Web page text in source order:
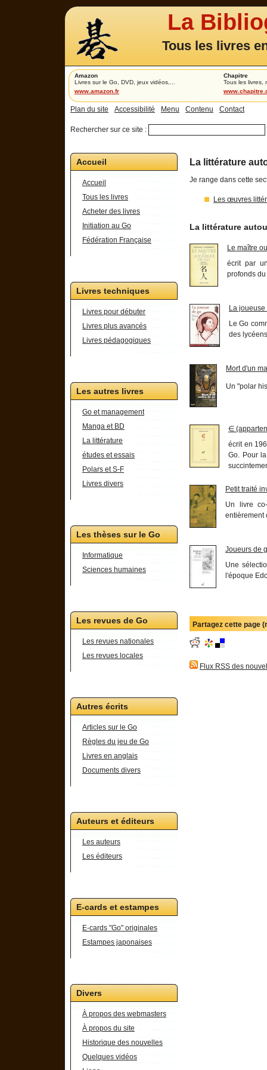
La
Tous les livres
Amazon
Livres sur le Go, DVD, jeux vidéos,...
www.amazon.fr
Chapitre
Tous les livres,
Plan du site Accessibilité Menu Contenu Contact
Rechercher sur ce site :
Accueil
Accueil
Tous les livres
Acheter des livres
Initiation au Go
Fédération Française
Livres techniques
Livres pour débuter
Livres plus avancés
Livres pédagogiques
Les autres livres
Go et management
Manga et BD
La littérature
études et essais
Polars et S-F
Livres divers
Les thèses sur le Go
Informatique
Sciences humaines
Les revues de Go
Les revues nationales
Les revues locales
Autres écrits
Articles sur le Go
Règles du jeu de Go
Livres en anglais
Documents divers
Auteurs et éditeurs
Les auteurs
Les éditeurs
E-cards et estampes
E-cards "Go" originales
Estampes japonaises
Divers
À propos des webmasters
À propos du site
Historique des nouvelles
Quelques vidéos
La littérature
Je range dans cette
Les œuvres
La littérature
Le maître
écrit par
profonds
La joueuse
Le Go
des
Mort d'un
Un "polar
∈
écrit en
Go. Pour
Petit traité
Un livre
entièrement
Joueurs de
Une
l'époque
Partagez cette page
Flux RSS des